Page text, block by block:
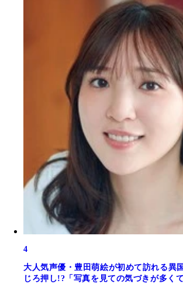
4
大人気声優・豊田萌絵が初めて訪れる異
じろ押し!?「写真を見ての気づきが多く